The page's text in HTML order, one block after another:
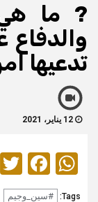
? ما هي
والدفاع
تدعيها
Tags: #سين_وجيم